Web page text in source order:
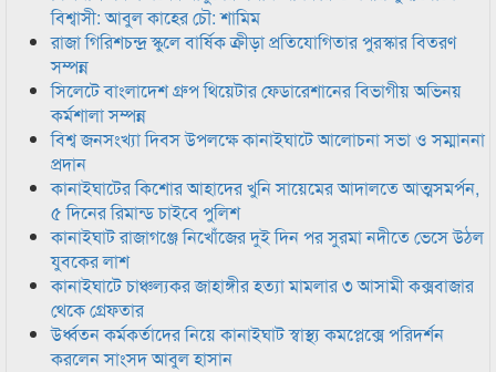
বিশ্বাসী: আবুল কাহের চৌ: শামিম
রাজা গিরিশচন্দ্র স্কুলে বার্ষিক ক্রীড়া প্রতিযোগিতার পুরস্কার বিতরণ
সম্পন্ন
সিলেটে বাংলাদেশ গ্রুপ থিয়েটার ফেডারেশানের বিভাগীয় অভিনয়
কর্মশালা সম্পন্ন
বিশ্ব জনসংখ্যা দিবস উপলক্ষে কানাইঘাটে আলোচনা সভা ও সম্মাননা
প্রদান
কানাইঘাটের কিশোর আহাদের খুনি সায়েমের আদালতে আত্মসমর্পন,
৫ দিনের রিমান্ড চাইবে পুলিশ
কানাইঘাট রাজাগঞ্জে নিখোঁজের দুই দিন পর সুরমা নদীতে ভেসে উঠল
যুবকের লাশ
কানাইঘাটে চাঞ্চল্যকর জাহাঙ্গীর হত্যা মামলার ৩ আসামী কক্সবাজার
থেকে গ্রেফতার
উর্ধ্বতন কর্মকর্তাদের নিয়ে কানাইঘাট স্বাস্থ্য কমপ্লেক্সে পরিদর্শন
করলেন সাংসদ আবুল হাসান